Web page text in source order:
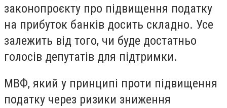
законопроєкту про підвищення податку
на прибуток банків досить складно. Усе
залежить від того, чи буде достатньо
голосів депутатів для підтримки.
МВФ, який у принципі проти підвищення
податку через ризики зниження